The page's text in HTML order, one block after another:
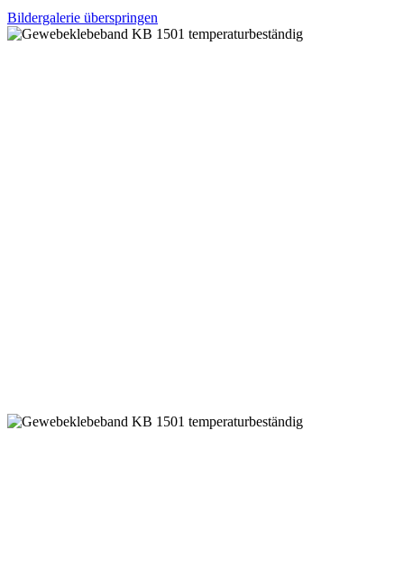
Bildergalerie überspringen